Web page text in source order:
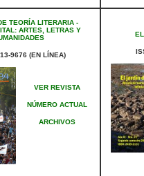
TEORÍA LITERARIA -
ARTES, LETRAS Y
9676 (EN LÍNEA)
VER REVISTA
NÚMERO ACTUAL
ARCHIVOS